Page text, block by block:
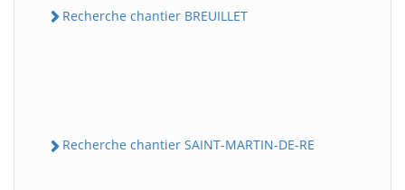
Recherche chantier BREUILLET
Recherche chantier SAINT-MARTIN-DE-RE